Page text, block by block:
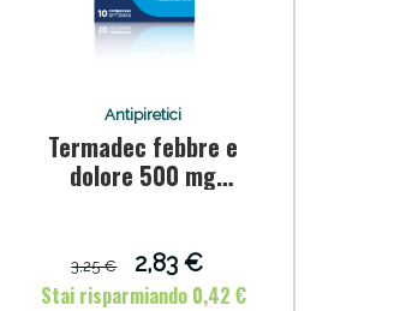
Antipiretici
Termadec febbre e
dolore 500 mg
optizorb
3,25 €
2,83 €
Stai risparmiando 0,42 €